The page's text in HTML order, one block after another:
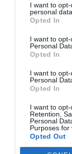
I want to
personal data.
Opted In
I want to
Personal
Opted In
I want to
Personal
Opted In
I want to opt-
Retention,
Personal
Purposes for
Opted Out